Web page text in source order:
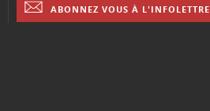
ABONNEZ VOUS À L'INFOLETTRE